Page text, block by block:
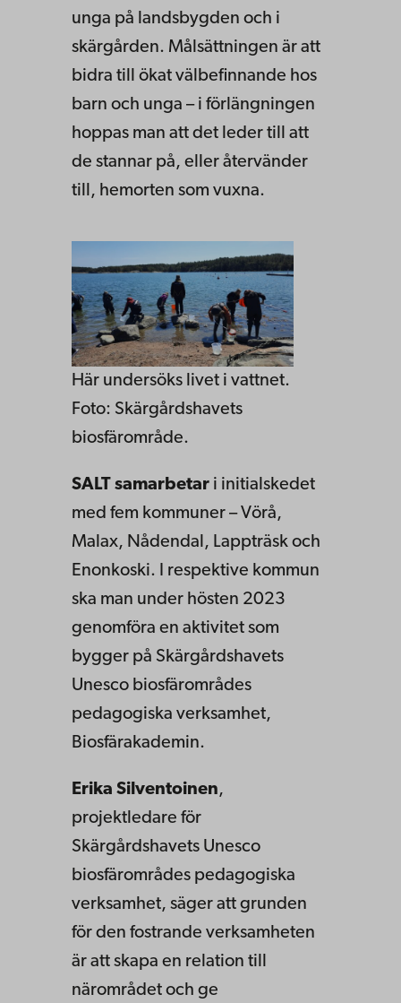
unga på landsbygden och i
skärgården. Målsättningen är att
bidra till ökat välbefinnande hos
barn och unga – i förlängningen
hoppas man att det leder till att
de stannar på, eller återvänder
till, hemorten som vuxna.
Här undersöks livet i vattnet.
Foto: Skärgårdshavets
biosfärområde.
SALT samarbetar i initialskedet
med fem kommuner – Vörå,
Malax, Nådendal, Lappträsk och
Enonkoski. I respektive kommun
ska man under hösten 2023
genomföra en aktivitet som
bygger på Skärgårdshavets
Unesco biosfärområdes
pedagogiska verksamhet,
Biosfärakademin.
Erika Silventoinen,
projektledare för
Skärgårdshavets Unesco
biosfärområdes pedagogiska
verksamhet, säger att grunden
för den fostrande verksamheten
är att skapa en relation till
närområdet och ge